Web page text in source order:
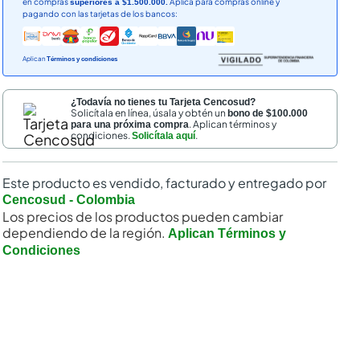
superiores a $1.500.000.
pagando con las tarjetas de los bancos:
Aplican Términos y condiciones
¿Todavía no tienes tu Tarjeta Cencosud?
Solicítala en línea, úsala y obtén unbono de $100.000
para una próxima compra. Aplican términos y
condiciones.Solicítala aquí.
Este producto es vendido, facturado y entregado por
Cencosud - Colombia
Los precios de los productos pueden cambiar
dependiendo de la región. Aplican Términos y
Condiciones